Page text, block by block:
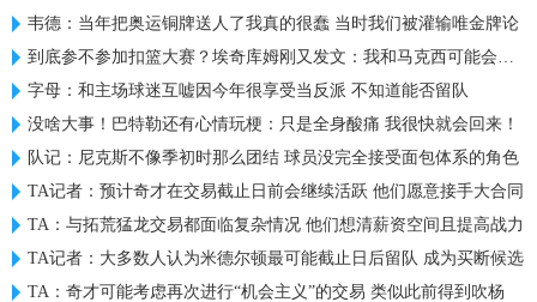
韦德：当年把奥运铜牌送人了我真的很蠢 当时我们被灌输唯金牌论
到底参不参加扣篮大赛？埃奇库姆刚又发文：我和马克西可能会参加
字母：和主场球迷互嘘因今年很享受当反派 不知道能否留队
没啥大事！巴特勒还有心情玩梗：只是全身酸痛 我很快就会回来！
队记：尼克斯不像季初时那么团结 球员没完全接受面包体系的角色
TA记者：预计奇才在交易截止日前会继续活跃 他们愿意接手大合同
TA：与拓荒猛龙交易都面临复杂情况 他们想清薪资空间且提高战力
TA记者：大多数人认为米德尔顿最可能截止日后留队 成为买断候选
TA：奇才可能考虑再次进行“机会主义”的交易 类似此前得到吹杨